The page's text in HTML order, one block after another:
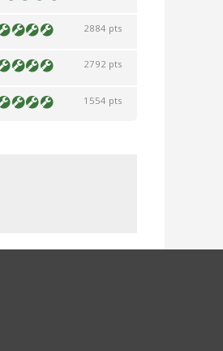
2884 pts
2792 pts
1554 pts